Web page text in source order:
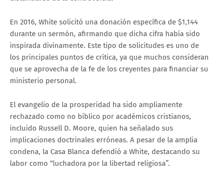
En 2016, White solicitó una donación específica de $1,144
durante un sermón, afirmando que dicha cifra había sido
inspirada divinamente. Este tipo de solicitudes es uno de
los principales puntos de crítica, ya que muchos consideran
que se aprovecha de la fe de los creyentes para financiar su
ministerio personal.
El evangelio de la prosperidad ha sido ampliamente
rechazado como no bíblico por académicos cristianos,
incluido Russell D. Moore, quien ha señalado sus
implicaciones doctrinales erróneas. A pesar de la amplia
condena, la Casa Blanca defendió a White, destacando su
labor como “luchadora por la libertad religiosa”.